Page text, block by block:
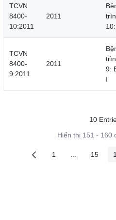
TCVN
8400-
10:2011
2011
TCVN
8400-
9:2011
2011
9:
I
10
Hiển thị 151 - 160
Các trang trên cổng
1 Các trang
Các
15